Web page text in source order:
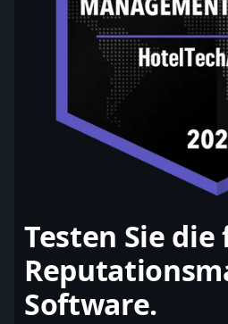
Testen Sie
Software.